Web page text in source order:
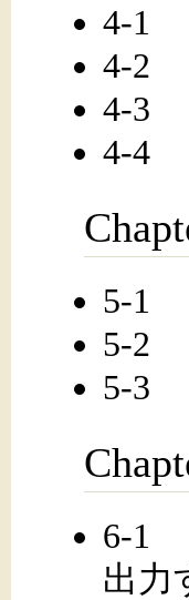
4-1
4-2
4-3
4-4
5-1
5-2
5-3
6-1
出力